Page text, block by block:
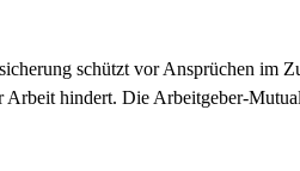
schützt vor Ansprüchen im
Arbeit hindert. Die Arbeitgeber-